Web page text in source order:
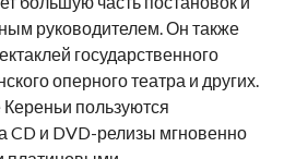
руководителем. Он также
государственного
оперного театра и других.
пользуются
CD и DVD-релизы мгновенно